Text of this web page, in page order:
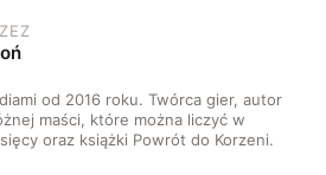
od 2016 roku. Twórca gier, autor
maści, które można liczyć w
oraz książki Powrót do Korzeni.